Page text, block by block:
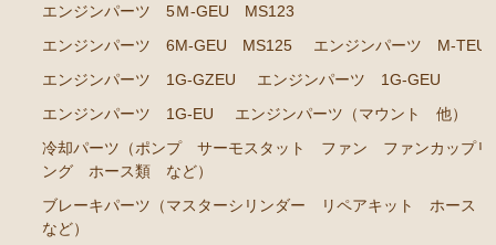
エンジンパーツ（マウント 他）
排気パーツ（Exhaust Parts）
ブレーキパーツ（マスターシリンダー リペアキッ
ト ホース など）
エンジンパーツ 5Ｍ-GEU MS123
エンジンパーツ 6M-GEU MS125
エンジンパーツ M-TEU
エンジンパーツ 1G-GZEU
エンジンパーツ 1G-GEU
エンジンパーツ 1G-EU
エンジンパーツ（マウント 他）
冷却パーツ（ポンプ サーモスタット ファン ファンカップリ
ング ホース類 など）
ブレーキパーツ（マスターシリンダー リペアキット ホース
など）